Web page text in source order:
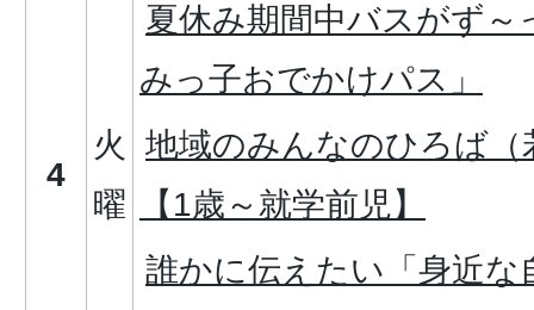
4
火
曜
夏休み期間中バスがず～
みっ子おでかけパス」
地域のみんなのひろば（
【1歳～就学前児】
誰かに伝えたい「身近